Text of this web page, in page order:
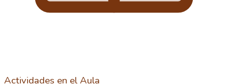
Actividades en el Aula